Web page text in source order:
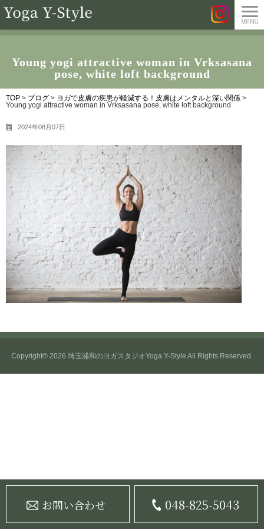
Young yogi attractive woman in Vrksasana
pose, white loft background
TOP > ブログ > ヨガで皮膚の疾患が軽減する！皮膚はメンタルと深い関係 >
Young yogi attractive woman in Vrksasana pose, white loft background
2024年08月07日
Copyright© 2026 埼玉浦和のヨガスタジオYoga Y-Style All Rights Reserved.
お問い合わせ 048-825-5043